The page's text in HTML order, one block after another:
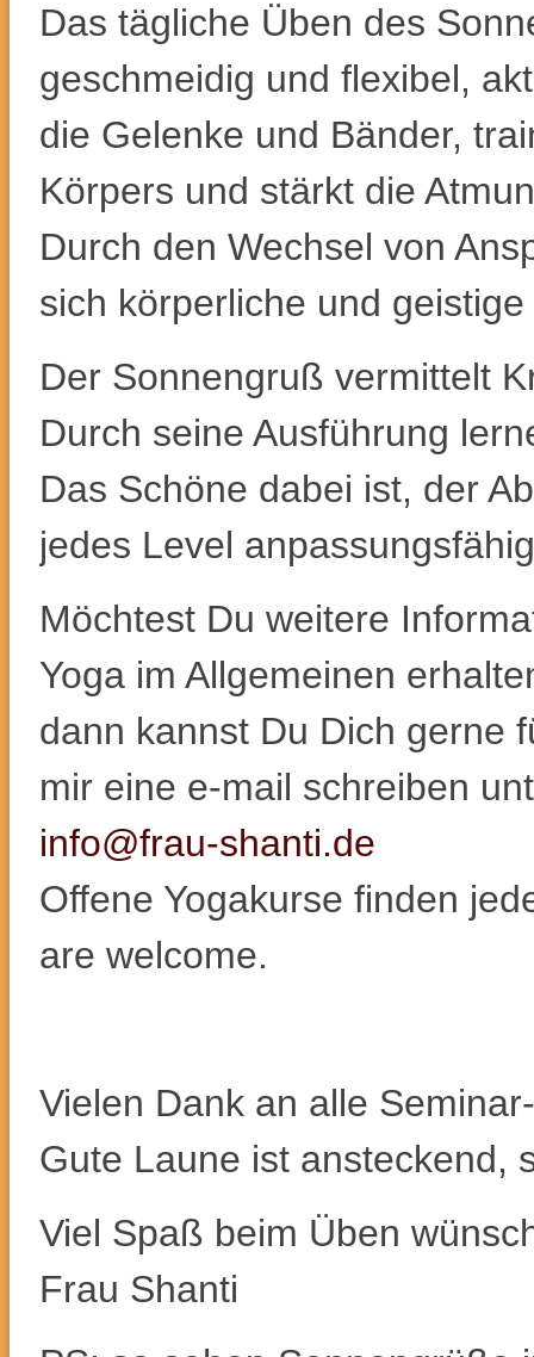
Das tägliche Üben des
geschmeidig und flexibel,
die Gelenke und Bänder,
Körpers und stärkt die
Durch den Wechsel von
sich körperliche und
Der Sonnengruß vermittelt
Durch seine Ausführung
Das Schöne dabei ist, der
jedes Level
Möchtest Du weitere
Yoga im Allgemeinen
dann kannst Du Dich gerne
mir eine e-mail schreiben
info@frau-shanti.de
Offene Yogakurse finden
are welcome.
Vielen Dank an alle
Gute Laune ist ansteckend,
Viel Spaß beim Üben
Frau Shanti